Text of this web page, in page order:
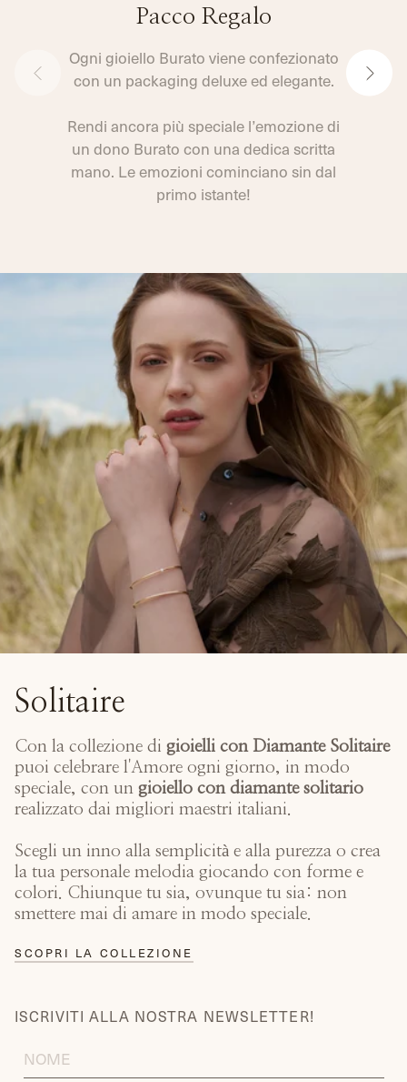
Pacco Regalo
Ogni gioiello Burato viene confezionato
con un packaging deluxe ed elegante.
Rendi ancora più speciale l’emozione di
un dono Burato con una dedica scritta
mano. Le emozioni cominciano sin dal
primo istante!
Solitaire
Con la collezione di gioielli con Diamante Solitaire
puoi celebrare l'Amore ogni giorno, in modo
speciale, con un gioiello con diamante solitario
realizzato dai migliori maestri italiani.
Scegli un inno alla semplicità e alla purezza o crea
la tua personale melodia giocando con forme e
colori. Chiunque tu sia, ovunque tu sia: non
smettere mai di amare in modo speciale.
SCOPRI LA COLLEZIONE
ISCRIVITI ALLA NOSTRA NEWSLETTER!
FIRST
NAME